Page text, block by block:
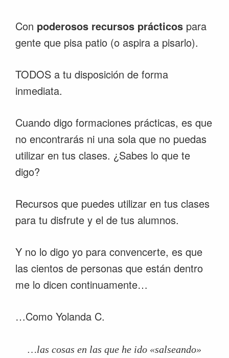
Con poderosos recursos prácticos para
gente que pisa patio (o aspira a pisarlo).
TODOS a tu disposición de forma
inmediata.
Cuando digo formaciones prácticas, es que
no encontrarás ni una sola que no puedas
utilizar en tus clases. ¿Sabes lo que te
digo?
Recursos que puedes utilizar en tus clases
para tu disfrute y el de tus alumnos.
Y no lo digo yo para convencerte, es que
las cientos de personas que están dentro
me lo dicen continuamente…
…Como Yolanda C.
…las cosas en las que he ido «salseando»